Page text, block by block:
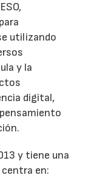
utilizando
y la
digital,
y tiene una
en: